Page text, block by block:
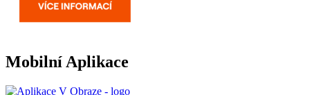
Mobilní Aplikace